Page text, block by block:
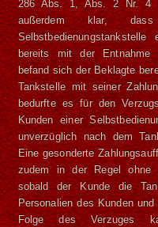
286 Abs. 1, Abs. 2 Nr. 4
außerdem klar,
bereits mit der Entnahme
befand sich der Beklagte
Tankstelle mit seiner
bedurfte es für den
Kunden einer
unverzüglich nach dem
Eine gesonderte
zudem in der Regel ohne
sobald der Kunde die
Personalien des Kunden
Folge des Verzuges